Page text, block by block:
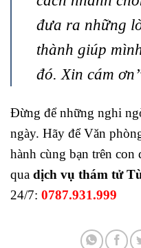
đưa ra những
thành giúp
đó. Xin cám
Đừng để những nghi
ngày. Hãy để Văn
hành cùng bạn trên
qua dịch vụ thám tử
24/7: 0787.931.999